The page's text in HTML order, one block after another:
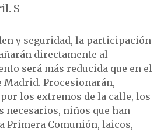
S
y seguridad, la participación
directamente al
será más reducida que en el
Madrid. Procesionarán,
los extremos de la calle, los
necesarios, niños que han
Primera Comunión, laicos,